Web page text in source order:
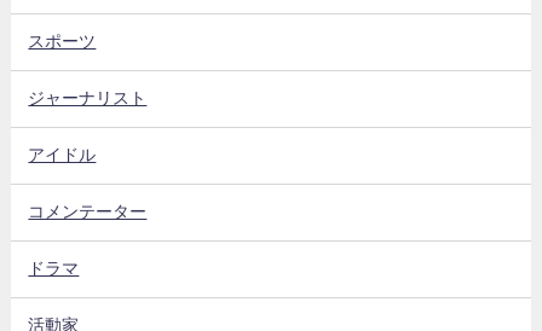
スポーツ
ジャーナリスト
アイドル
コメンテーター
ドラマ
活動家